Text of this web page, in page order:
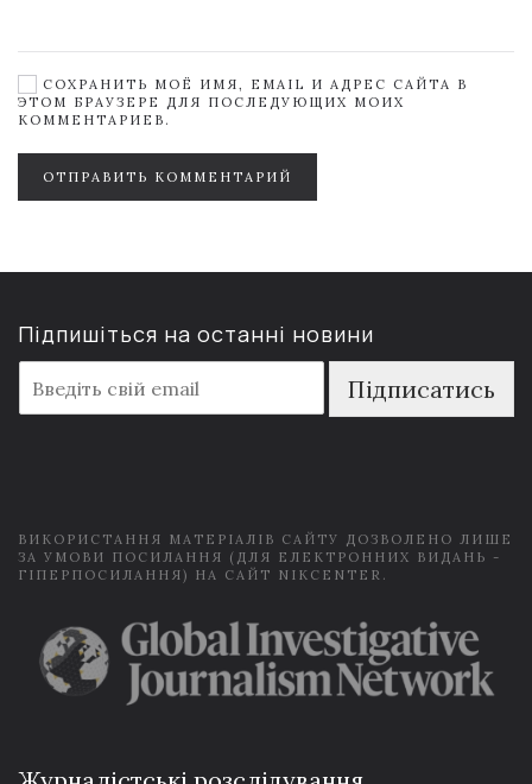
СОХРАНИТЬ МОЁ ИМЯ, EMAIL И АДРЕС САЙТА В
ЭТОМ БРАУЗЕРЕ ДЛЯ ПОСЛЕДУЮЩИХ МОИХ
КОММЕНТАРИЕВ.
ОТПРАВИТЬ КОММЕНТАРИЙ
Підпишіться на останні новини
m
a
Підписатись
ВИКОРИСТАННЯ МАТЕРІАЛІВ САЙТУ ДОЗВОЛЕНО ЛИШЕ
ЗА УМОВИ ПОСИЛАННЯ (ДЛЯ ЕЛЕКТРОННИХ ВИДАНЬ -
ГІПЕРПОСИЛАННЯ) НА САЙТ NIKCENTER.